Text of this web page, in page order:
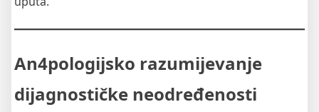
An4pologijsko razumijevanje
dijagnostičke neodređenosti